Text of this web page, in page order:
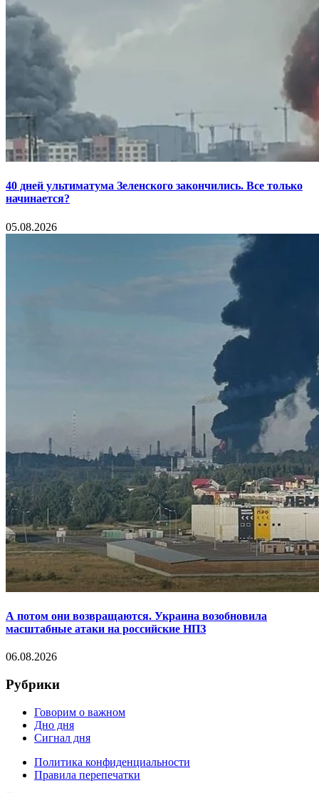
40 дней ультиматума Зеленского закончились. Все только
начинается?
05.08.2026
А потом они возвращаются. Украина возобновила
масштабные атаки на российские НПЗ
06.08.2026
Рубрики
Говорим о важном
Дно дня
Сигнал дня
Политика конфиденциальности
Правила перепечатки